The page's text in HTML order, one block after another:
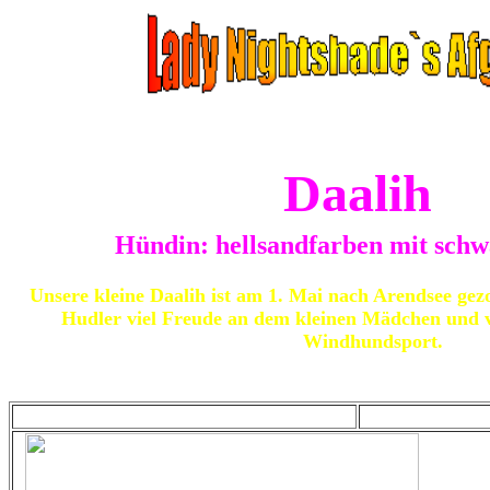
Daalih
Hündin: hellsandfarben mit
Unsere kleine Daalih ist am 1. Mai nach Arendsee
Hudler viel Freude an dem kleinen Mädchen
Windhundsport.